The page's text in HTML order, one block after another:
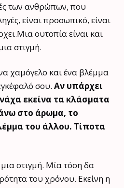
των ανθρώπων, που
είναι προσωπικό, είναι
ουτοπία είναι και
στιγμή.
χαμόγελο και ένα βλέμμα
σου. Αν υπάρχει
εκείνα τα κλάσματα
στο άρωμα, το
του άλλου. Τίποτα
στιγμή. Μία τόση δα
του χρόνου. Εκείνη η